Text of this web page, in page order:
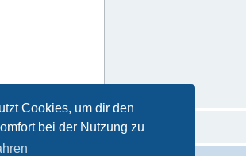
Cookies, um dir den
bei der Nutzung zu